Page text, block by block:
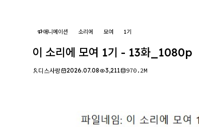
애니메이션 소리에 모여 1기
이 소리에 모여 1기 - 13화_1080p
디스사랑 2026.07.08 3,211 970.2M